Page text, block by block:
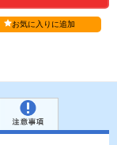
お気に入りに追加